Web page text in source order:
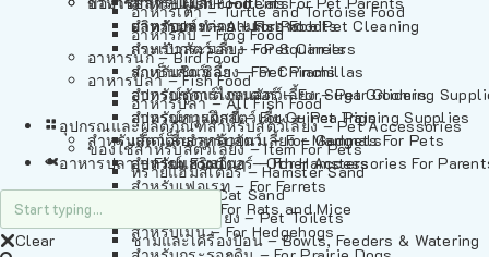
อาหารเต่า – Turtle and Tortoise Food
อาหารกบ – Frog Food
อาหารนก – Bird Food
อาหารปลา – Fish Food
อาหารปลา – All Fish Food
อุปกรณและผลิตภัณฑ์สำหรับสัตว์เลี้ยง – Pet Accessories
ของใช้สำหรับสัตว์เลี้ยง – Item For Pets
ทรายแฮมสเตอร์ – Hamster Sand
ทรายแมว – Cat Sand
ห้องน้ำสัตว์เลี้ยง – Pet Toilets
ชามและเครื่องป้อน – Bowls, Feeders & Watering
อาหารปลา – All Fish Food
ผลิตภัณฑ์ทำความสะอาด – Pet Cleaning
กระเป๋าสัตว์เลี้ยง – Pet Carriers
รถเข็นสัตว์เลี้ยง – Pet Prams
อุปกรณ์ตัดแต่งขนสัตว์เลี้ยง – Pet Grooming
อุปกรณ์การฝึกสัตว์เลี้ยง – Pet Training Supplies
แก็ดเจ็ตสำหรับสัตว์เลี้ยง – Gadgets For Pets
อุปกรณ์เสริมอื่นๆ – Other Accessories For
สำหรับกระต่าย – For Rabbits
สำหรับกระรอก – For Squirrels
สำหรับชินชิล่า – For Chinchillas
สำหรับชูการ์ไกลเดอร์ – For Sugar Gliders
สำหรับหนูแกสบี้ – For Guinea Pigs
สำหรับสัตว์เลี้ยงลูกด้วยนม – For Mammals
สำหรับแฮมสเตอร์ – For Hamsters
สำหรับเฟอเรท – For Ferrets
สำหรับหนู – For Rats and Mice
สำหรับเม่น – For Hedgehogs
อาหารปลา – Fish Food
Clear